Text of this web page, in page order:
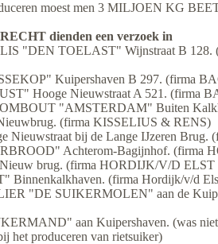
moest men 3 MILJOEN KG
dienden een verzoek in
"DEN TOELAST" Wijnstraat B
Kuipershaven B 297. (firma
Hooge Nieuwstraat A 521. (firma
"AMSTERDAM" Buiten
(firma KISSELIUS & RENS)
bij de Lange IJzeren
Achterom-Bagijnhof. (firma
brug. (firma HORDIJK/V/D
(firma Hordijk/v/d
"DE SUIKERMOLEN" aan de
aan Kuipershaven. (was
het produceren van rietsuiker)